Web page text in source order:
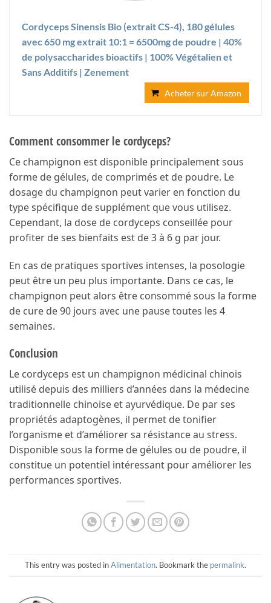
Cordyceps Sinensis Bio (extrait CS-4), 180 gélules
avec 650 mg extrait 10:1 = 6500mg de poudre | 40%
de polysaccharides bioactifs | 100% Végétalien et
Sans Additifs | Zenement
Acheter sur Amazon
Comment consommer le cordyceps?
Ce champignon est disponible principalement sous
forme de gélules, de comprimés et de poudre. Le
dosage du champignon peut varier en fonction du
type spécifique de supplément que vous utilisez.
Cependant, la dose de cordyceps conseillée pour
profiter de ses bienfaits est de 3 à 6 g par jour.
En cas de pratiques sportives intenses, la posologie
peut être un peu plus importante. Dans ce cas, le
champignon peut alors être consommé sous la forme
de cure de 90 jours avec une pause toutes les 4
semaines.
Conclusion
Le cordyceps est un champignon médicinal chinois
utilisé depuis des milliers d’années dans la médecine
traditionnelle chinoise et ayurvédique. De par ses
propriétés adaptogènes, il permet de tonifier
l’organisme et d’améliorer sa résistance au stress.
Disponible sous la forme de gélules ou de poudre, il
constitue un potentiel intéressant pour améliorer les
performances sportives.
This entry was posted inAlimentation. Bookmark the permalink.